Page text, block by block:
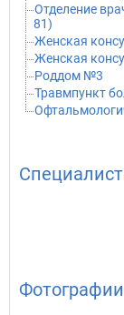
Отделение
81)
Женская
Женская
Роддом №3
Травмпункт
Фотографии